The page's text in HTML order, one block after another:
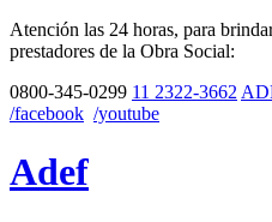
Atención las 24 horas, para
prestadores de la Obra Social:
0800-345-0299 11 2322-3662
/facebook /youtube
Adef